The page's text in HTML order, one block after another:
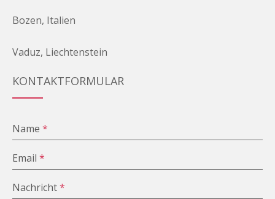
Bozen, Italien
Vaduz, Liechtenstein
KONTAKTFORMULAR
Name*
Email*
Nachricht*